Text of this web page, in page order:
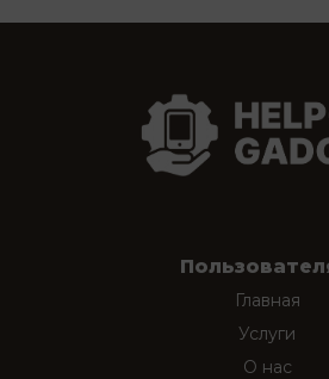
Главная
Услуги
О нас